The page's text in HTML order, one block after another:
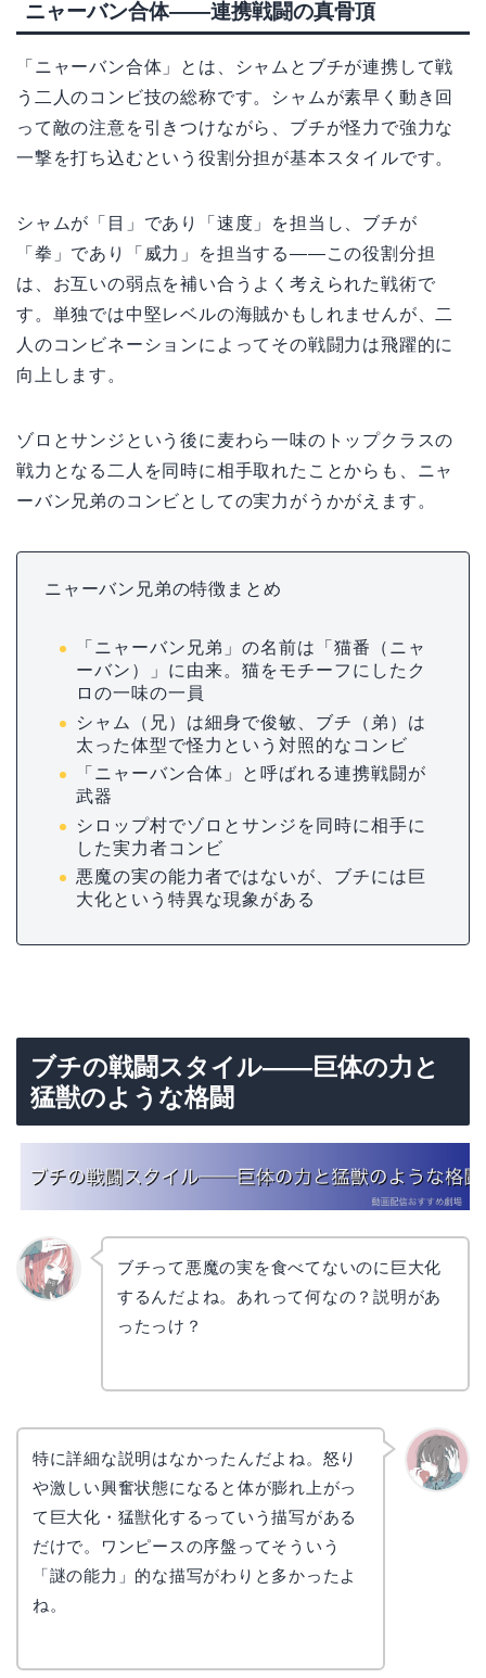
ニャーバン合体——連携戦闘の真骨頂
「ニャーバン合体」とは、シャムとブチが連携して戦
う二人のコンビ技の総称です。シャムが素早く動き回
って敵の注意を引きつけながら、ブチが怪力で強力な
一撃を打ち込むという役割分担が基本スタイルです。
シャムが「目」であり「速度」を担当し、ブチが
「拳」であり「威力」を担当する——この役割分担
は、お互いの弱点を補い合うよく考えられた戦術で
す。単独では中堅レベルの海賊かもしれませんが、二
人のコンビネーションによってその戦闘力は飛躍的に
向上します。
ゾロとサンジという後に麦わら一味のトップクラスの
戦力となる二人を同時に相手取れたことからも、ニャ
ーバン兄弟のコンビとしての実力がうかがえます。
ニャーバン兄弟の特徴まとめ
「ニャーバン兄弟」の名前は「猫番（ニャ
ーバン）」に由来。猫をモチーフにしたク
ロの一味の一員
シャム（兄）は細身で俊敏、ブチ（弟）は
太った体型で怪力という対照的なコンビ
「ニャーバン合体」と呼ばれる連携戦闘が
武器
シロップ村でゾロとサンジを同時に相手に
した実力者コンビ
悪魔の実の能力者ではないが、ブチには巨
大化という特異な現象がある
ブチの戦闘スタイル——巨体の力と
猛獣のような格闘
ブチって悪魔の実を食べてないのに巨大化
するんだよね。あれって何なの？説明があ
ったっけ？
特に詳細な説明はなかったんだよね。怒り
や激しい興奮状態になると体が膨れ上がっ
て巨大化・猛獣化するっていう描写がある
だけで。ワンピースの序盤ってそういう
「謎の能力」的な描写がわりと多かったよ
ね。